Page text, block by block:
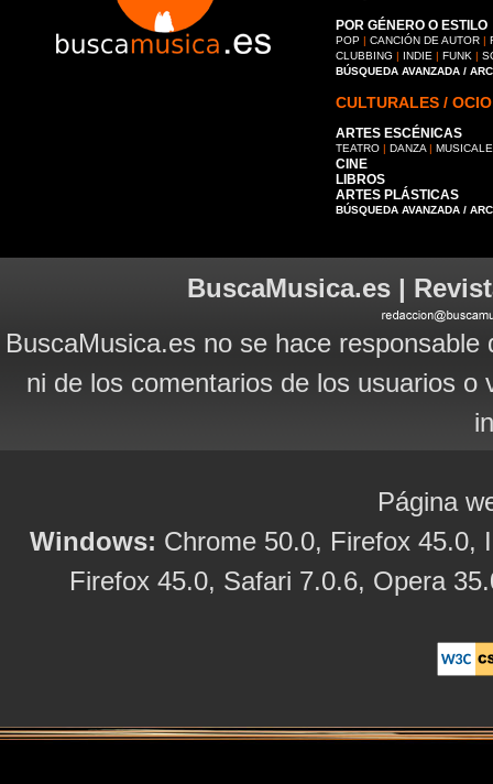
POR GÉNERO O ESTILO
POP | CANCIÓN DE AUTOR |
CLUBBING | INDIE | FUNK |
BÚSQUEDA AVANZADA /
CULTURALES / OCIO
ARTES ESCÉNICAS
TEATRO | DANZA |
CINE
LIBROS
ARTES PLÁSTICAS
BÚSQUEDA AVANZADA /
BuscaMusica.es |
BuscaMusica.es no se hace
ni de los comentarios de los usuarios
Página
Windows: Chrome 50.0, Firefox 45.0,
Firefox 45.0, Safari 7.0.6, Opera